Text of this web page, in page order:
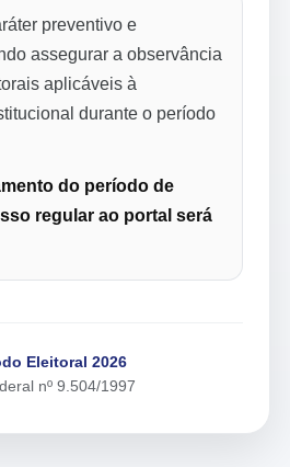
preventivo e
assegurar a observância
aplicáveis à
durante o período
do período de
regular ao portal será
Eleitoral 2026
nº 9.504/1997